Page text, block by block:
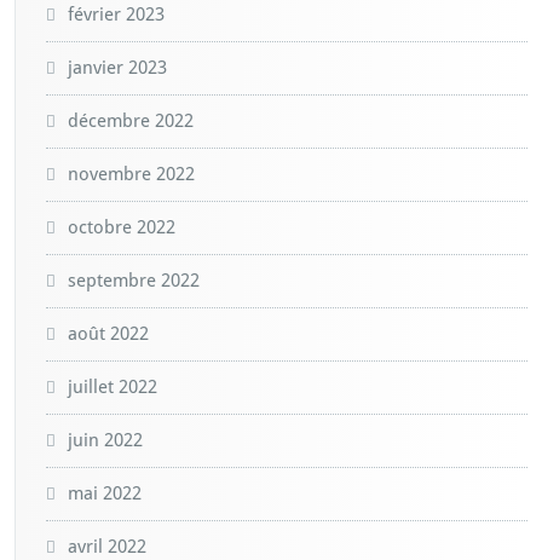
février 2023
janvier 2023
décembre 2022
novembre 2022
octobre 2022
septembre 2022
août 2022
juillet 2022
juin 2022
mai 2022
avril 2022